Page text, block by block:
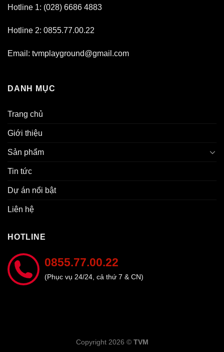
Hotline 1: (028) 6686 4883
Hotline 2: 0855.77.00.22
Email: tvmplayground@gmail.com
DANH MỤC
Trang chủ
Giới thiệu
Sản phẩm
Tin tức
Dự án nổi bật
Liên hệ
HOTLINE
0855.77.00.22
(Phục vụ 24/24, cả thứ 7 & CN)
Copyright 2026 © TVM